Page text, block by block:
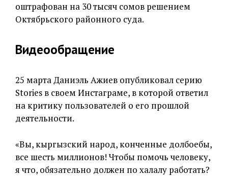
оштрафован на 30 тысяч сомов решением
Октябрьского районного суда.
Видеообращение
25 марта Даниэль Ажиев опубликовал серию
Stories в своем Инстаграме, в которой ответил
на критику пользователей о его прошлой
деятельности.
«Вы, кыргызский народ, конченные долбоебы,
все шесть миллионов! Чтобы помочь человеку,
я что, обязательно должен по халалу работать?